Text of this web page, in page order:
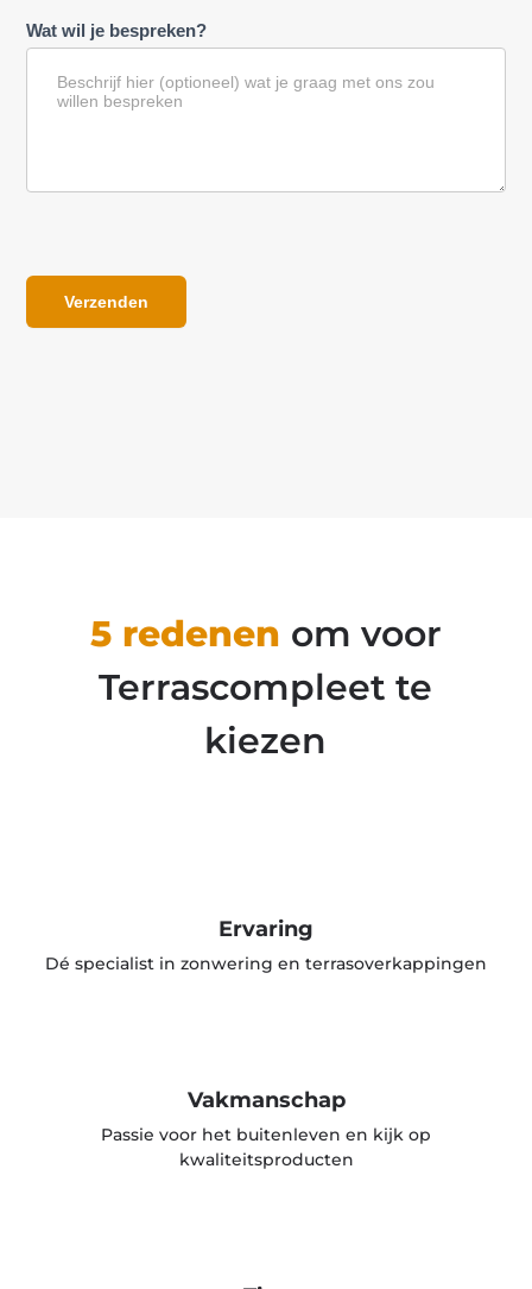
Wat wil je bespreken?
Verzenden
5 redenen om voor
Terrascompleet te
kiezen
Ervaring
Dé specialist in zonwering en terrasoverkappingen
Vakmanschap
Passie voor het buitenleven en kijk op
kwaliteitsproducten